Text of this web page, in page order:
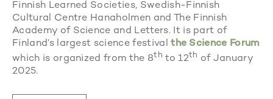
Finnish Learned Societies, Swedish-Finnish
Cultural Centre Hanaholmen and The Finnish
Academy of Science and Letters. It is part of
Finland’s largest science festival the Science Forum
which is organized from the 8th to 12th of January
2025.